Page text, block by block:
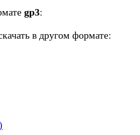
gp3:
в другом формате: